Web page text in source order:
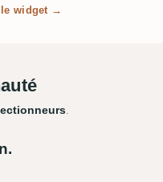
le widget →
.